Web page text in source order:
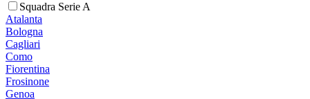
Squadra Serie A
Atalanta
Bologna
Cagliari
Como
Fiorentina
Frosinone
Genoa